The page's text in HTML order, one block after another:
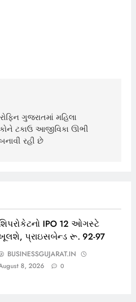
ગુજરાતમાં મહિલા
ટકાઉ આજીવિકા ઊભી
રહી છે
IPO 12 ઓગસ્ટે
પ્રાઇસબેન્ડ રૂ. 92-97
BUSINESSGUJARAT.IN
8, 2026 0